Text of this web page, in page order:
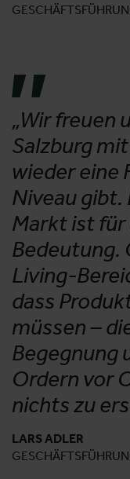
„Wir freuen
Salzburg
wieder eine
Niveau
Markt ist für
Bedeutung.
Living-
dass
müssen –
Begegnung
Ordern vor
nichts zu
LARS ADLER